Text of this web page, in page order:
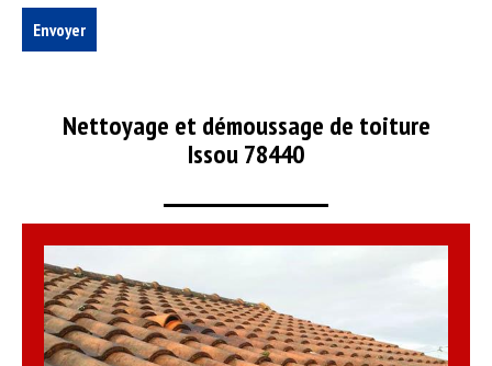
Nettoyage et démoussage de toiture
Issou 78440